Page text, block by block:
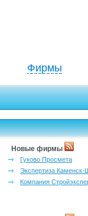
Фирмы
Новые фирмы
Гуково Просмета
Экспертиза Каменск-
Компания